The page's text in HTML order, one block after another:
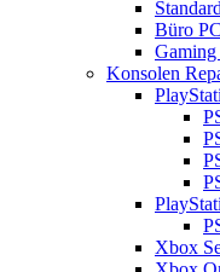
Büro PC
Gaming
Konsolen
Xbox